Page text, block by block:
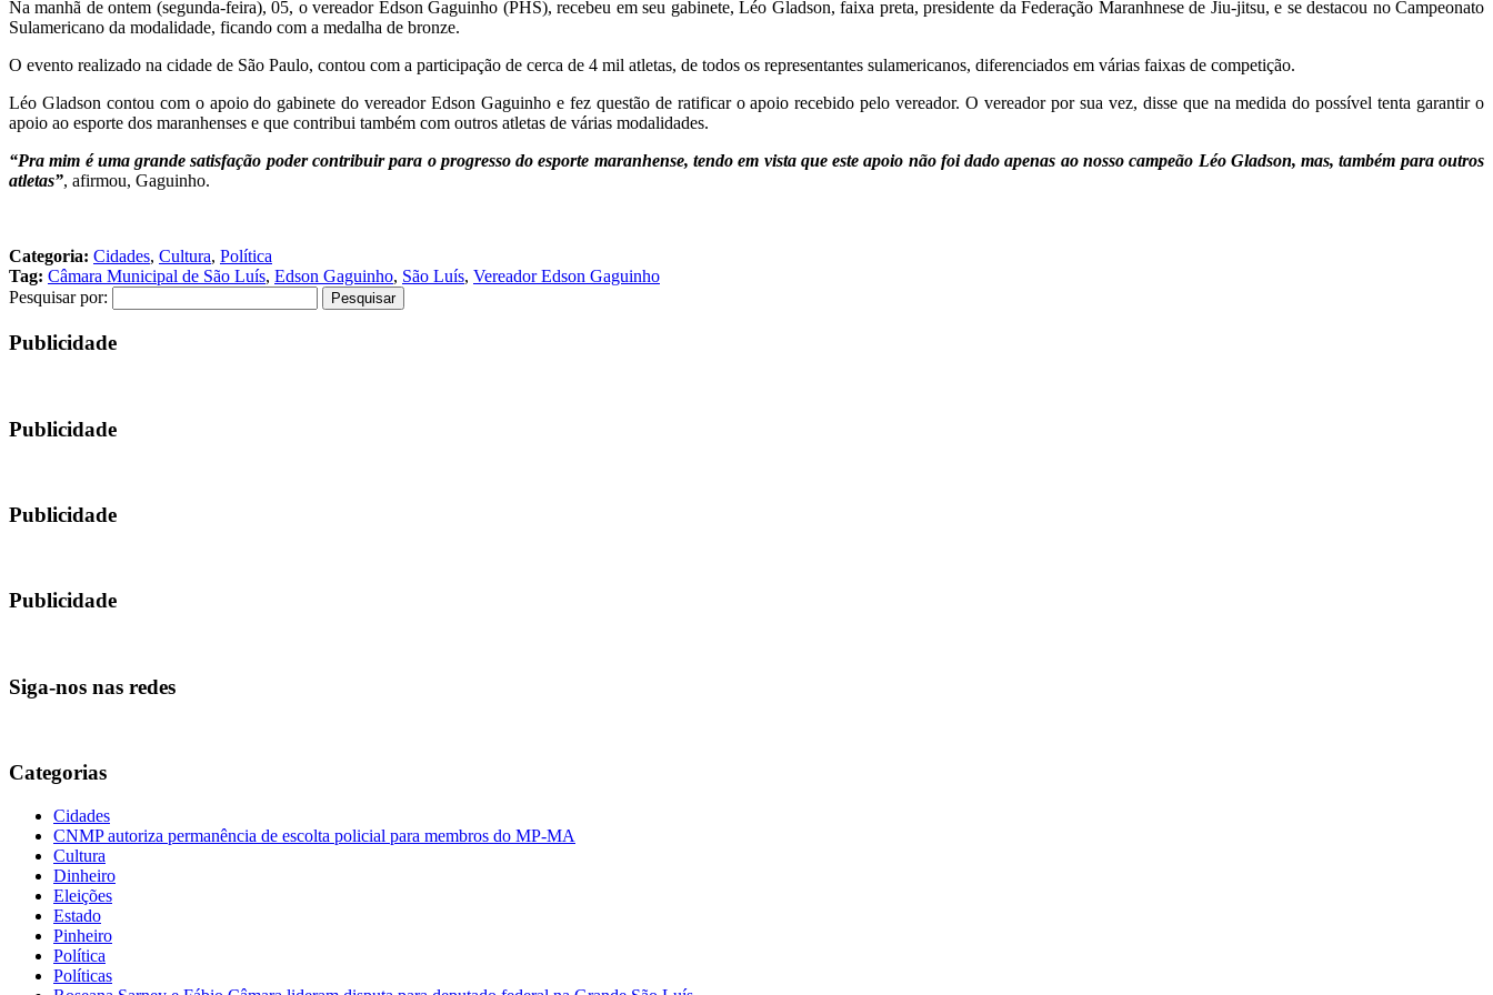
Na manhã de ontem (segunda-feira), 05, o vereador Edson Gaguinho (PHS), recebeu em seu gabinete, Léo Gladson, faixa preta, presidente da Federação Maranhnese de Jiu-jitsu, e se destacou no Campeonato
Sulamericano da modalidade, ficando com a medalha de bronze.
O evento realizado na cidade de São Paulo, contou com a participação de cerca de 4 mil atletas, de todos os representantes sulamericanos, diferenciados em várias faixas de competição.
Léo Gladson contou com o apoio do gabinete do vereador Edson Gaguinho e fez questão de ratificar o apoio recebido pelo vereador. O vereador por sua vez, disse que na medida do possível tenta garantir o
apoio ao esporte dos maranhenses e que contribui também com outros atletas de várias modalidades.
“Pra mim é uma grande satisfação poder contribuir para o progresso do esporte maranhense, tendo em vista que este apoio não foi dado apenas ao nosso campeão Léo Gladson, mas, também para outros
atletas”, afirmou, Gaguinho.
Categoria: Cidades, Cultura, Política
Tag: Câmara Municipal de São Luís, Edson Gaguinho, São Luís, Vereador Edson Gaguinho
Pesquisar por:
Publicidade
Publicidade
Publicidade
Publicidade
Siga-nos nas redes
Categorias
Cidades
CNMP autoriza permanência de escolta policial para membros do MP-MA
Cultura
Dinheiro
Eleições
Estado
Pinheiro
Política
Políticas